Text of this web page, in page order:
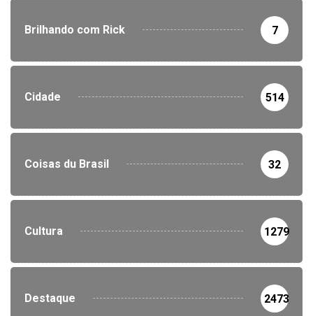
Brilhando com Rick 7
Cidade 514
Coisas du Brasil 32
Cultura 1279
Destaque 2473